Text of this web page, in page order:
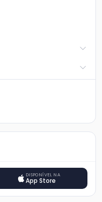
DISPONÍVEL NA
App Store